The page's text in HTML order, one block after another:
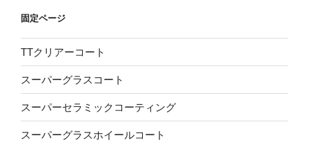
固定ページ
TTクリアーコート
スーパーグラスコート
スーパーセラミックコーティング
スーパーグラスホイールコート